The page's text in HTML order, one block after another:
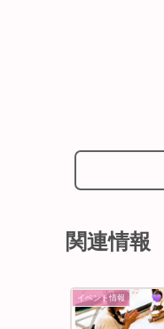
関連情報
イベント情報